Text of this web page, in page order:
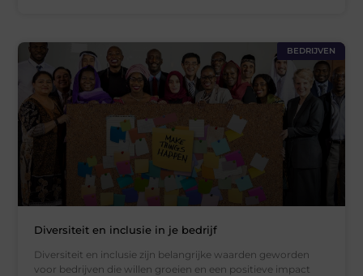
BEDRIJVEN
Diversiteit en inclusie in je bedrijf
Diversiteit en inclusie zijn belangrijke waarden geworden
voor bedrijven die willen groeien en een positieve impact